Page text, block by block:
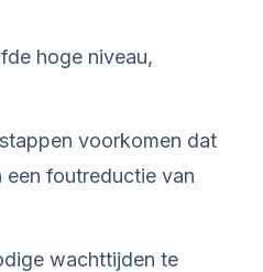
hoge niveau,
voorkomen dat
foutreductie van
wachttijden te